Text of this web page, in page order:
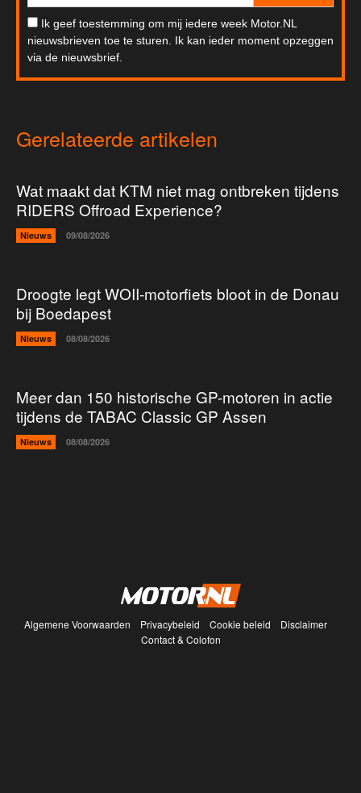
Ik geef toestemming om mij iedere week Motor.NL
nieuwsbrieven toe te sturen. Ik kan ieder moment opzeggen
via de nieuwsbrief.
Gerelateerde artikelen
Wat maakt dat KTM niet mag ontbreken tijdens
RIDERS Offroad Experience?
Nieuws 09/08/2026
Droogte legt WOII-motorfiets bloot in de Donau
bij Boedapest
Nieuws 08/08/2026
Meer dan 150 historische GP-motoren in actie
tijdens de TABAC Classic GP Assen
Nieuws 08/08/2026
Algemene Voorwaarden Privacybeleid Cookie beleid
Disclaimer
Contact & Colofon